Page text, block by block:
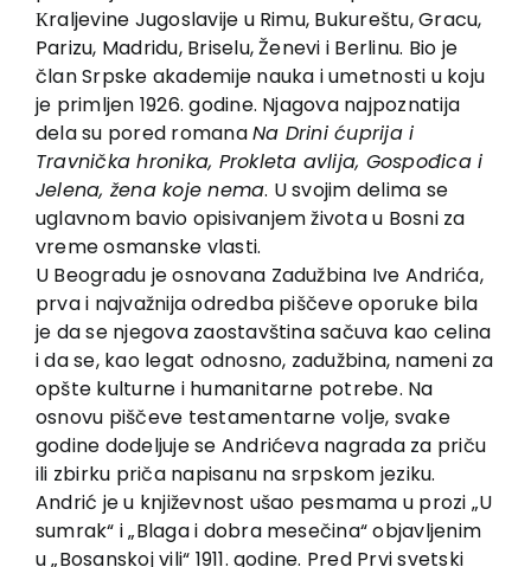
Кraljevine Jugoslavije u Rimu, Bukureštu, Gracu,
Parizu, Madridu, Briselu, Ženevi i Berlinu. Bio je
član Srpske akademije nauka i umetnosti u koju
je primljen 1926. godine. Njagova najpoznatija
dela su pored romanaNa Drini ćuprija i
Travnička hronika, Prokleta avlija, Gospođica i
Jelena, žena koje nema. U svojim delima se
uglavnom bavio opisivanjem života u Bosni za
vreme osmanske vlasti.
U Beogradu je osnovana Zadužbina Ive Andrića,
prva i najvažnija odredba piščeve oporuke bila
je da se njegova zaostavština sačuva kao celina
i da se, kao legat odnosno, zadužbina, nameni za
opšte kulturne i humanitarne potrebe. Na
osnovu piščeve testamentarne volje, svake
godine dodeljuje se Andrićeva nagrada za priču
ili zbirku priča napisanu na srpskom jeziku.
Andrić je u književnost ušao pesmama u prozi „U
sumrak“ i „Blaga i dobra mesečina“ objavljenim
u „Bosanskoj vili“ 1911. godine. Pred Prvi svetski